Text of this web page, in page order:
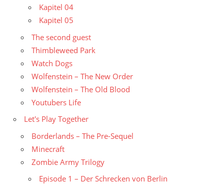
Kapitel 04
Kapitel 05
The second guest
Thimbleweed Park
Watch Dogs
Wolfenstein – The New Order
Wolfenstein – The Old Blood
Youtubers Life
Let's Play Together
Borderlands – The Pre-Sequel
Minecraft
Zombie Army Trilogy
Episode 1 – Der Schrecken von Berlin